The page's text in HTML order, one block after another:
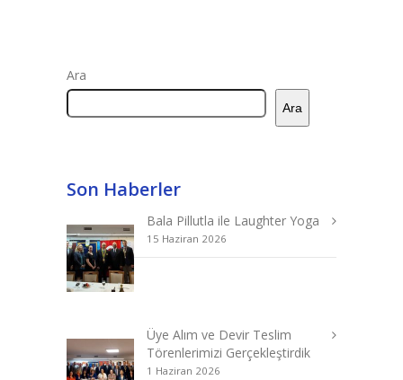
Ara
Ara
Son Haberler
Bala Pillutla ile Laughter Yoga
15 Haziran 2026
Üye Alım ve Devir Teslim
Törenlerimizi Gerçekleştirdik
1 Haziran 2026